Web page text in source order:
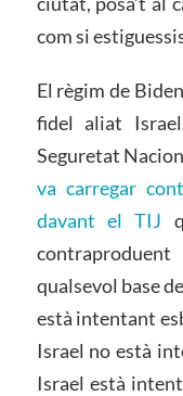
com si
El règim de
fidel aliat
Seguretat
va carregar
davant el TIJ
qualsevol base
està intentant
Israel no està
Israel està